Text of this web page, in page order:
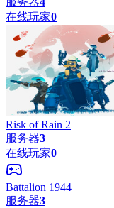
在线玩家0
Risk of Rain 2
服务器3
在线玩家0
Battalion 1944
服务器3